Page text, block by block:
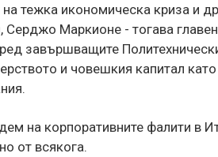
тежка икономическа криза и
Серджо Маркионе - тогава
завършващите
и човешкия капитал
на корпоративните фалити в
от всякога.